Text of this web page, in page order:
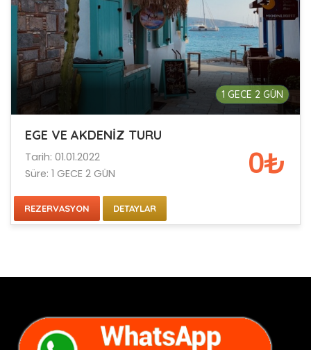
1 GECE 2 GÜN
EGE VE AKDENİZ TURU
Tarih: 01.01.2022
Süre: 1 GECE 2 GÜN
0₺
REZERVASYON DETAYLAR